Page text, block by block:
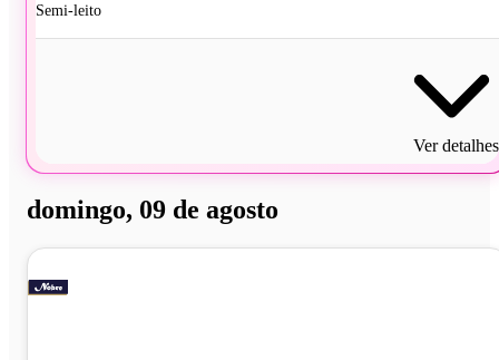
Semi-leito
Ver detalhes
domingo, 09 de agosto